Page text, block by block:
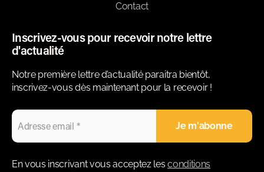
Contact
Inscrivez-vous pour recevoir notre lettre
d'actualité
Notre première lettre d’actualité paraitra bientôt,
inscrivez-vous dès maintenant pour la recevoir !
En vous inscrivant vous acceptez lesconditions